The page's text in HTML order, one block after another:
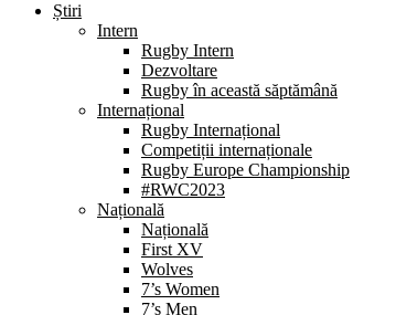
Știri
Intern
Rugby Intern
Dezvoltare
Rugby în această săptămână
Internațional
Rugby Internațional
Competiții internaționale
Rugby Europe Championship
#RWC2023
Națională
Națională
First XV
Wolves
7’s Women
7’s Men